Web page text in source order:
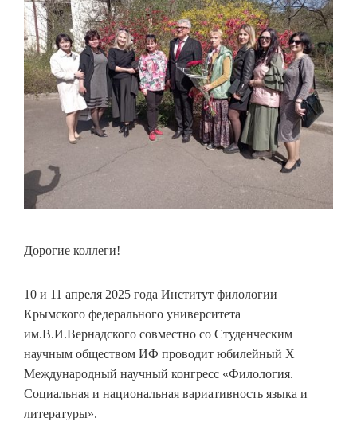
Дорогие коллеги!
10 и 11 апреля 2025 года Институт филологии
Крымского федерального университета
им.В.И.Вернадского совместно со Студенческим
научным обществом ИФ проводит юбилейный Х
Международный научный конгресс «Филология.
Социальная и национальная вариативность языка и
литературы».